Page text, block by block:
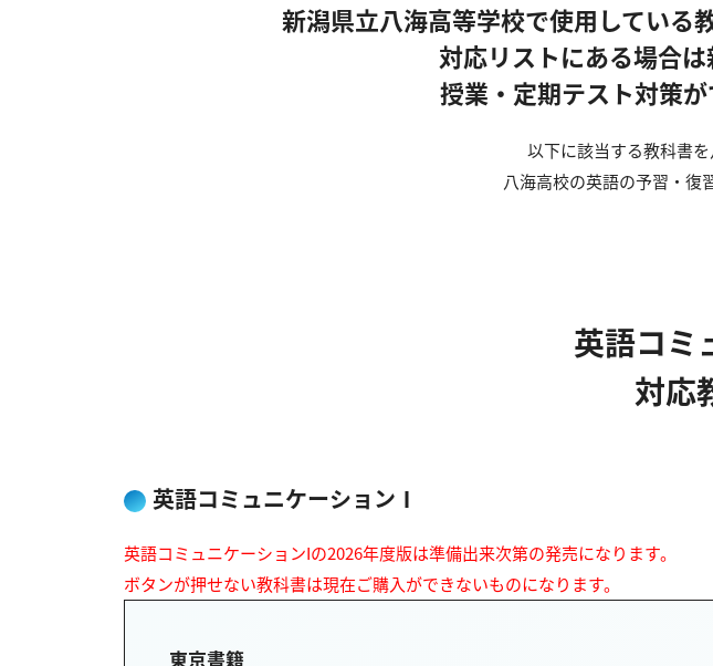
新潟県立八海高等学校で使用している
対応リストにある場合
授業・定期テスト対策が
以下に該当する教科書を
八海高校の英語の予習・復
英語コミ
対応
英語コミュニケーションⅠ
英語コミュニケーションIの2026年度版は準備出来次第の発売になります。
ボタンが押せない教科書は現在ご購入ができないものになります。
東京書籍